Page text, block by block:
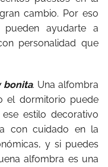
cambio. Por eso
ayudarte a
personalidad que
bonita. Una alfombra
el dormitorio puede
estilo decorativo
con cuidado en la
y si puedes
alfombra es una